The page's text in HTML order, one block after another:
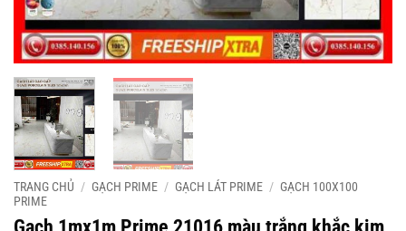
TRANG CHỦ / GẠCH PRIME / GẠCH LÁT PRIME / GẠCH 100X100
PRIME